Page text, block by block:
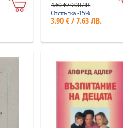
4.60 € / 9.00 ЛВ.
Отстъпка -15%
3.90 € / 7.63 ЛВ.